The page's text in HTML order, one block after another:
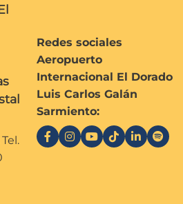
Tel.
Redes sociales
Aeropuerto
Internacional El Dorado
Luis Carlos Galán
Sarmiento: